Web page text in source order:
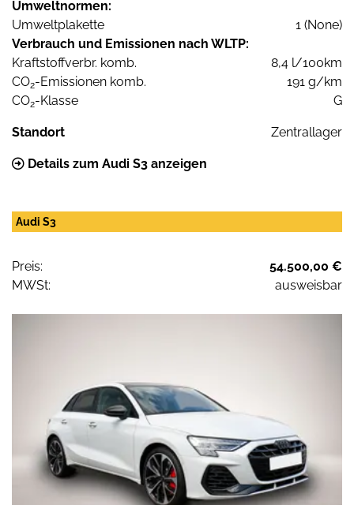
Umweltnormen:
Umweltplakette
1 (None)
Verbrauch und Emissionen nach WLTP:
Kraftstoffverbr. komb.
8,4 l/100km
CO2-Emissionen komb.
191 g/km
CO2-Klasse G
Standort Zentrallager
Details zum Audi S3 anzeigen
Audi S3
Preis:
54.500,00 €
MWSt:
ausweisbar